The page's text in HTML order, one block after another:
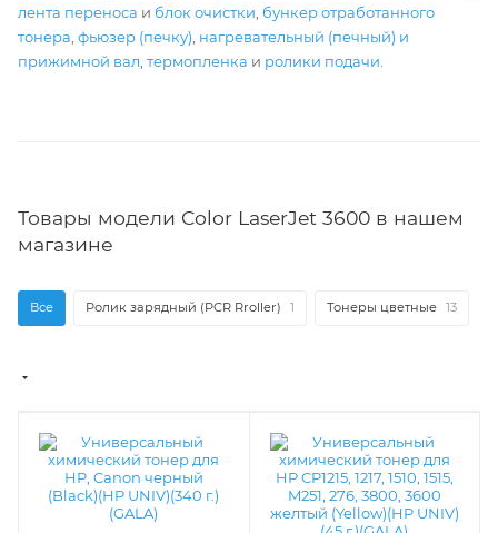
лента переноса и блок очистки бункер отработанного
тонера фьюзер (печку) нагревательный (печный) и
прижимной вал термопленка и ролики подачи
Товары модели Color LaserJet 3600 в нашем
магазине
Все Ролик зарядный (PCR Rroller) 1 Тонеры цветные 13